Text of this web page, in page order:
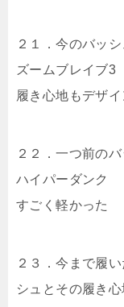
２１．今のバッ
ズームブレイブ3
履き心地もデザ
２２．一つ前の
ハイパーダンク
すごく軽かった
２３．今まで履
シュとその履き心